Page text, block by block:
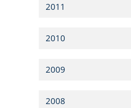
2011
2010
2009
2008